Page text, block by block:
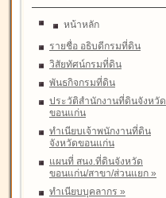
หน้าหลัก
รายชื่อ อธิบดีกรมที่ดิน
วิสัยทัศน์กรมที่ดิน
พันธกิจกรมที่ดิน
ประวัติสำนักงานที่ดินจังหวัด
ขอนแก่น
ทำเนียบเจ้าพนักงานที่ดิน
จังหวัดขอนแก่น
แผนที่ สนง.ที่ดินจังหวัด
ขอนแก่น/สาขา/ส่วนแยก »
ทำเนียบบุคลากร »